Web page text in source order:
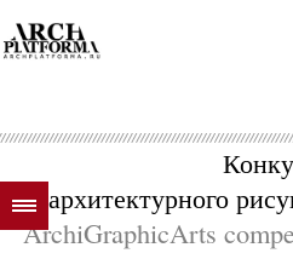
архитектурного
ArchiGraphicArts